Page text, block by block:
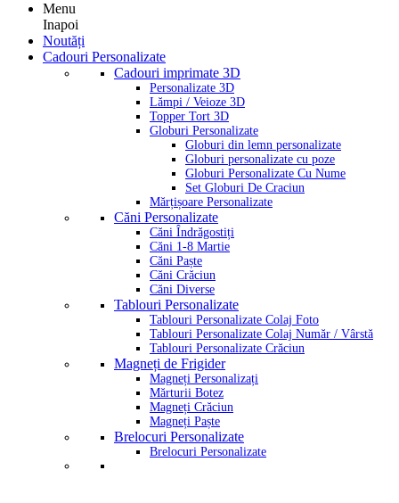
Menu
Inapoi
Noutăți
Cadouri Personalizate
Cadouri imprimate 3D
Personalizate 3D
Lămpi / Veioze 3D
Topper Tort 3D
Globuri Personalizate
Globuri din lemn personalizate
Globuri personalizate cu poze
Globuri Personalizate Cu Nume
Set Globuri De Craciun
Mărțișoare Personalizate
Căni Personalizate
Căni Îndrăgostiți
Căni 1-8 Martie
Căni Paște
Căni Crăciun
Căni Diverse
Tablouri Personalizate
Tablouri Personalizate Colaj Foto
Tablouri Personalizate Colaj Număr / Vârstă
Tablouri Personalizate Crăciun
Magneți de Frigider
Magneți Personalizați
Mărturii Botez
Magneți Crăciun
Magneți Paște
Brelocuri Personalizate
Brelocuri Personalizate